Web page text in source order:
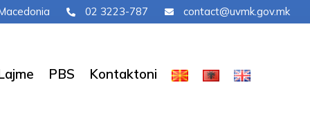
02 3223-787 contact@uvmk.gov.mk
PBS Kontaktoni